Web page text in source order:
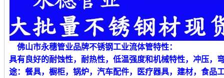
佛山市永穗管业品牌不锈钢工业流体管特性：
具有良好的耐蚀性，耐热性，低温强度和机械特性，冲压，
途：餐具，橱柜，锅炉，汽车配件，医疗器具，建材，食品